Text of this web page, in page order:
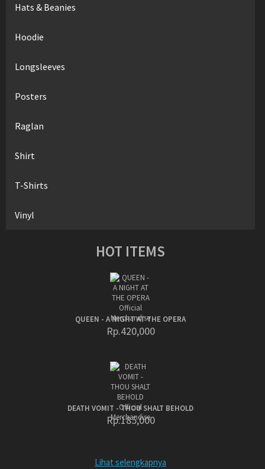
Hats & Beanies
Hoodie
Longsleeves
Posters
Raglan
Shirt
T-Shirts
Vinyl
HOT ITEMS
QUEEN - A NIGHT AT THE OPERA
Rp.420,000
DEATH VOMIT - THOU SHALT BEHOLD
Rp.185,000
Lihat selengkapnya